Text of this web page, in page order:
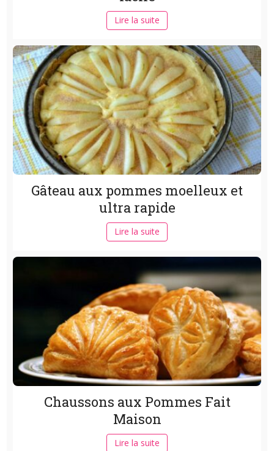
Lire la suite
Gâteau aux pommes moelleux et
ultra rapide
Lire la suite
Chaussons aux Pommes Fait
Maison
Lire la suite